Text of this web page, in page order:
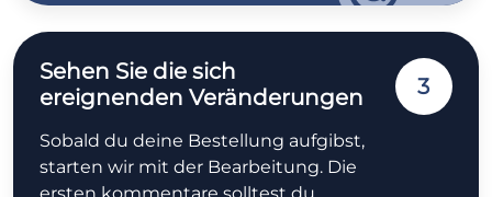
Sehen Sie die sich
ereignenden Veränderungen
Sobald du deine Bestellung aufgibst,
starten wir mit der Bearbeitung. Die
3